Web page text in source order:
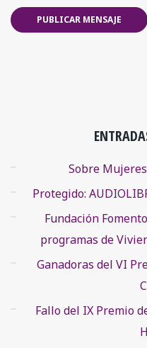
Sobre
Protegido:
Fundación
programas de
Ganadoras del VI
Fallo del IX Premio